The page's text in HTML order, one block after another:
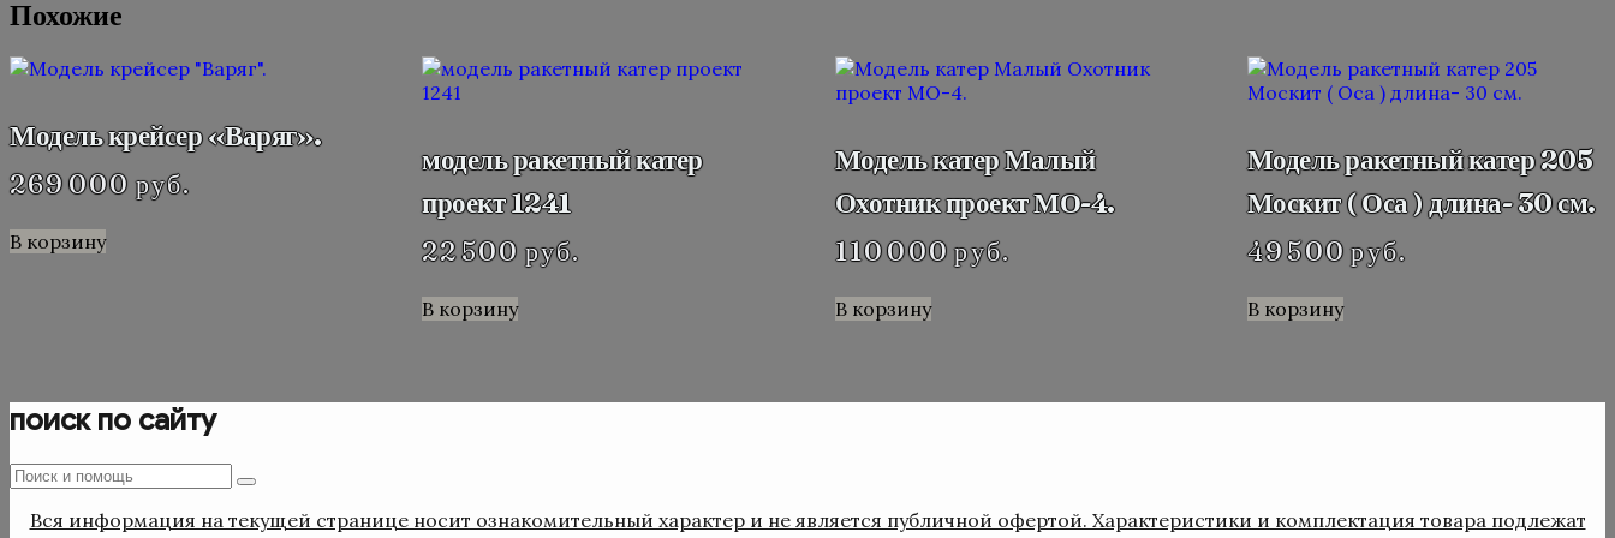
Похожие
Модель крейсер «Варяг».
269 000руб.
В корзину
модель ракетный катер
проект 1241
22 500руб.
В корзину
Модель катер Малый
Охотник проект МО-4.
110 000руб.
В корзину
Модель ракетный катер 205
Москит ( Оса ) длина- 30 см.
49 500руб.
В корзину
поиск по сайту
Поиск
:
Поиск
Вся информация на текущей странице носит ознакомительный характер и не является публичной офертой. Характеристики и комплектация товара подлежат